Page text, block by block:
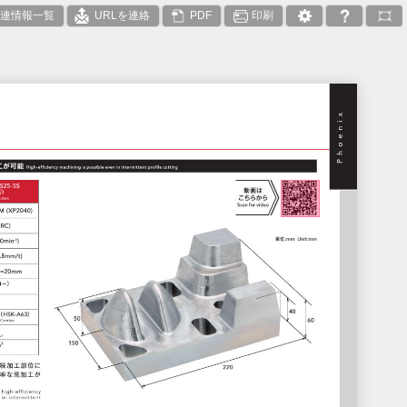
情報一覧 URLを連絡 PDF 印刷